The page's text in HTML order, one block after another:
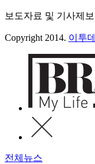
보도자료 및 기사제보
Copyright 2014. 이투
전체뉴스